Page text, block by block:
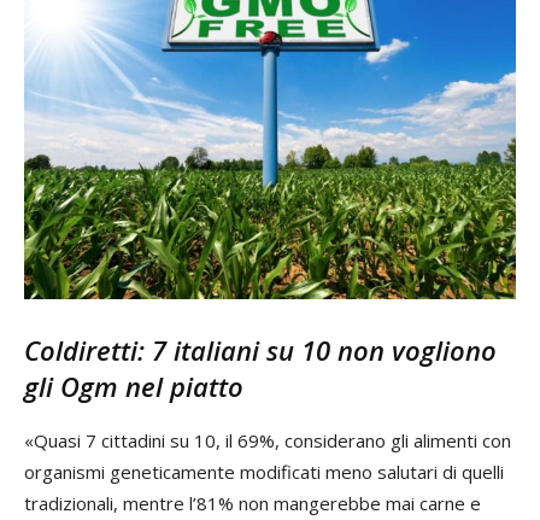
Coldiretti: 7 italiani su 10 non vogliono
gli Ogm nel piatto
«Quasi 7 cittadini su 10, il 69%, considerano gli alimenti con
organismi geneticamente modificati meno salutari di quelli
tradizionali, mentre l’81% non mangerebbe mai carne e